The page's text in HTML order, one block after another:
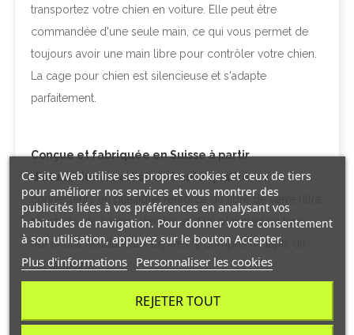
transportez votre chien en voiture. Elle peut être
commandée d'une seule main, ce qui vous permet de
toujours avoir une main libre pour contrôler votre chien.
La cage pour chien est silencieuse et s'adapte
parfaitement.
Conçue et fabriquée en Suisse à partir
d'aluminium anodisé de haute qualité, de
connecteurs en plastique renforcé de fibre de verre ultra
résistants, de parois latérales et d'un plancher en bois
hdf enduit résistant aux rayures, y compris un tapis de
sol amovible.
collision, y compris DoubleDock et IPS (Impact
Ce site Web utilise ses propres cookies et ceux de tiers
pour améliorer nos services et vous montrer des
publicités liées à vos préférences en analysant vos
habitudes de navigation. Pour donner votre consentement
à son utilisation, appuyez sur le bouton Accepter.
Plus d'informations Personnaliser les cookies
REJETER TOUT